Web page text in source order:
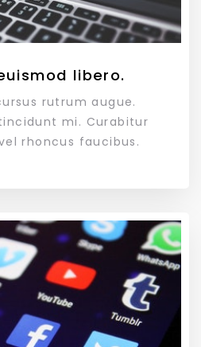
libero.
rutrum augue.
mi. Curabitur
rhoncus faucibus.